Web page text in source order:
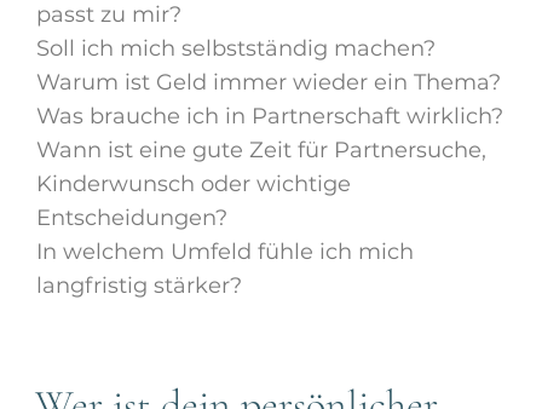
passt zu mir?
Soll ich mich selbstständig machen?
Warum ist Geld immer wieder ein Thema?
Was brauche ich in Partnerschaft wirklich?
Wann ist eine gute Zeit für Partnersuche,
Kinderwunsch oder wichtige
Entscheidungen?
In welchem Umfeld fühle ich mich
langfristig stärker?